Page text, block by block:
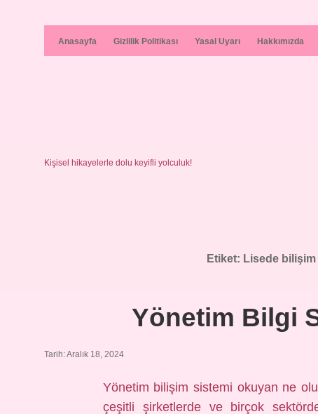
Anasayfa Gizlilik Politikası Yasal Uyarı Hakkımızda
Kişisel hikayelerle dolu keyifli yolculuk!
Etiket: Lisede
Yönetim Bilgi
Tarih: Aralık 18, 2024
Yönetim bilişim sistemi okuyan ne
çeşitli şirketlerde ve birçok